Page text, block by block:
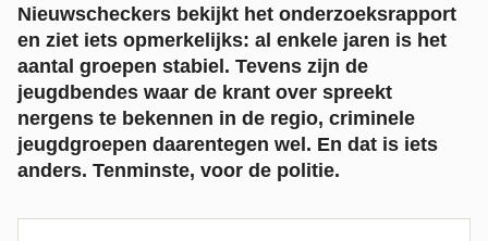
Nieuwscheckers bekijkt het onderzoeksrapport
en ziet iets opmerkelijks: al enkele jaren is het
aantal groepen stabiel. Tevens zijn de
jeugdbendes waar de krant over spreekt
nergens te bekennen in de regio, criminele
jeugdgroepen daarentegen wel. En dat is iets
anders. Tenminste, voor de politie.